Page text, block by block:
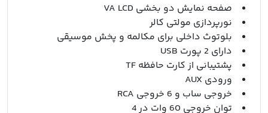
صفحه نمایش دو بخشی VA LCD
نورپردازی مولتی کالر
بلوتوث داخلی برای مکالمه و پخش موسیقی
دارای 2 پورت USB
پشتیبانی از کارت حافظه TF
ورودی AUX
خروجی ساب و 6 خروجی RCA
توان خروجی 60 وات در 4